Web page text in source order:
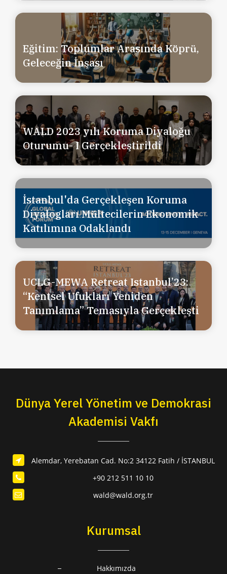
Eğitim: Toplumlar Arasında Köprü,
Geleceğin İnşası
WALD 2023 yılı Koruma Diyaloğu
Oturumu- I Gerçekleştirildi
İstanbul'da Gerçekleşen Koruma
Diyalogları Mültecilerin Ekonomik
Katılımına Odaklandı
UCLG-MEWA Retreat Istanbul’23:
“Kentsel Ufukları Yeniden
Tanımlama” Temasıyla Gerçekleşti
Dünya Yerel Yönetim ve Demokrasi
Akademisi Vakfı
Alemdar, Yerebatan Cad. No:2 34122 Fatih / İSTANBUL
+90 212 511 10 10
wald@wald.org.tr
Kurumsal
Hakkımızda